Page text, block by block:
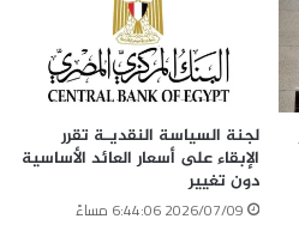
لجنة السياسة النقديـة تقرر
الإبقاء على أسعار العائد الأساسية
دون تغيير
2026/07/09 6:44:06 مساءً